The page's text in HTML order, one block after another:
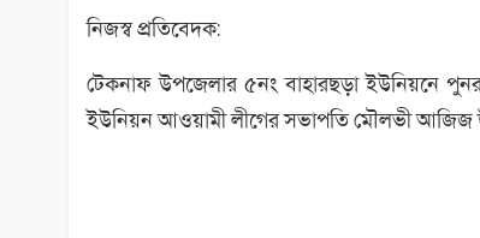
নিজস্ব প্রতিবেদক:
টেকনাফ উপজেলার ৫নং বাহারছড়া ইউনিয়নে
ইউনিয়ন আওয়ামী লীগের সভাপতি মৌলভী আজিজ